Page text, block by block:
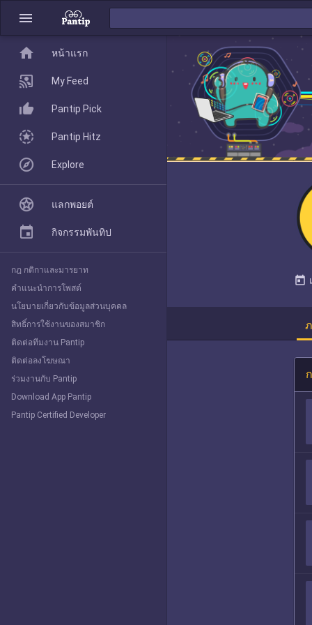
menu
today
home
Pantip Pick
Explore
home หน้าแรก
My Feed
Pantip Pick
Pantip Hitz
Explore
แลกพอยต์
กิจกรรมพันทิป
กฎ กติกาและมารยาท
คำแนะนำการโพสต์
นโยบายเกี่ยวกับข้อมูลส่วนบุคคล
สิทธิ์การใช้งานของสมาชิก
ติดต่อทีมงาน Pantip
ติดต่อลงโฆษณา
ร่วมงานกับ Pantip
Download App Pantip
Pantip Certified Developer